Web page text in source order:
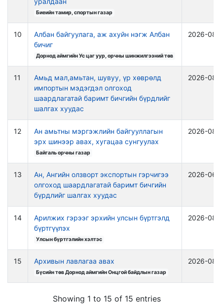
Биеийн тамир, спортын газар
10
Албан байгуулага, аж ахуйн нэгж Албан
бичиг
Дорнод аймгийн Ус цаг уур, орчны шинжилгээний төв
2026-
11
Амьд мал,амьтан, шувуу, үр хөврөлд
импортын мэдэгдэл олгоход
шаардлагатай баримт бичгийн бүрдлийг
шалгах хуудас
2026-08-
12
Ан амьтны мэргэжлийн байгууллагын
эрх шинээр авах, хугацаа сунгуулах
Байгаль орчны газар
2026-
13
Ан, Ангийн олзворт экспортын гэрчигээ
олгоход шаардлагатай баримт бичгийн
бүрдлийг шалгах хуудас
2026-06-
14
Арилжих гэрээг эрхийн улсын бүртгэлд
бүртгүүлэх
Улсын бүртгэлийн хэлтэс
2026-
15 Архивын лавлагаа авах
Бүсийн төв Дорнод аймгийн Онцгой байдлын газар
2026-
Showing 1 to 15 of 15 entries